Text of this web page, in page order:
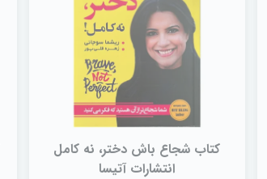
کتاب شجاع‌ باش‌ دختر، نه‌ کامل
انتشارات‌ آتیسا